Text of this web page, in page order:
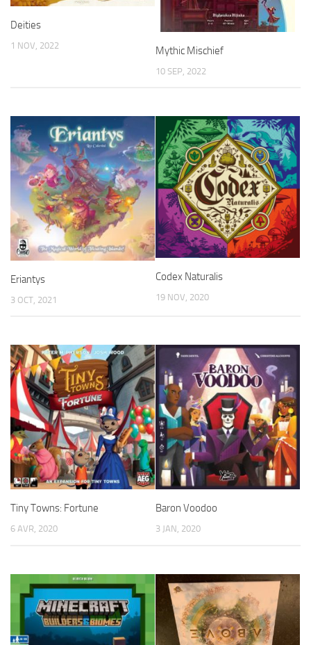
Deities
1 NOV, 2022 Mythic Mischief
10 SEP, 2022
Eriantys
3 OCT, 2021
Codex Naturalis
19 NOV, 2020
Tiny Towns: Fortune
6 AVR, 2020
Baron Voodoo
3 JAN, 2020